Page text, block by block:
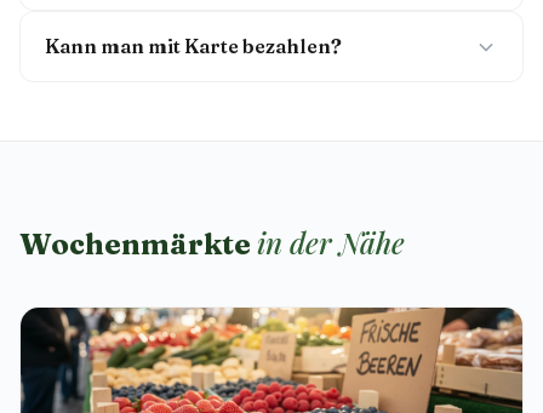
Kann man mit Karte bezahlen?
Wochenmärkte in der Nähe